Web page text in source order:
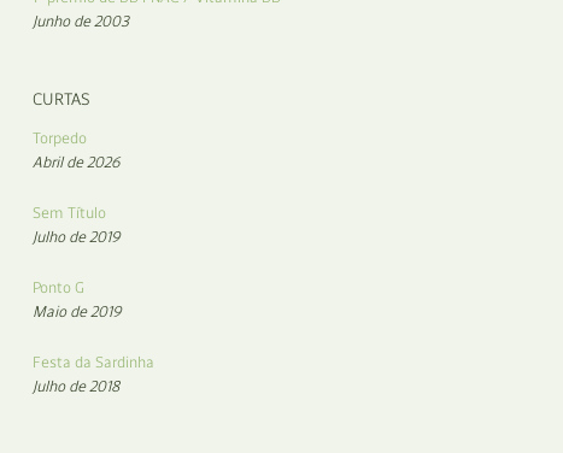
Junho de 2003
CURTAS
Torpedo
Abril de 2026
Sem Título
Julho de 2019
Ponto G
Maio de 2019
Festa da Sardinha
Julho de 2018